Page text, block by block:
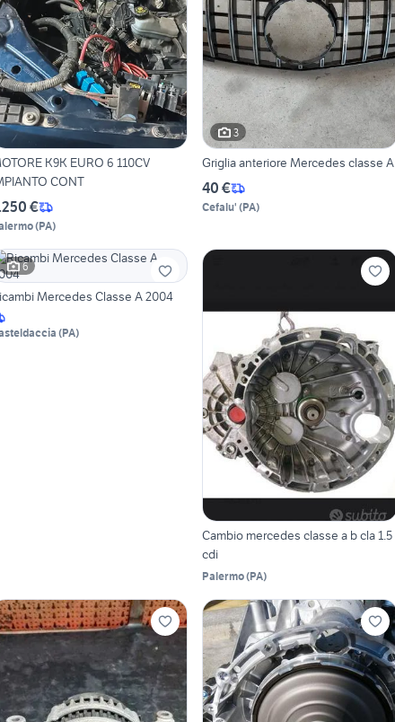
K9K EURO 6 110CV
CONT
€
(PA)
3
Griglia anteriore Mercedes classe A
40 €
Cefalu' (PA)
6
Mercedes Classe A 2004
(PA)
Cambio mercedes classe a b cla 1.5
cdi
Palermo(PA)